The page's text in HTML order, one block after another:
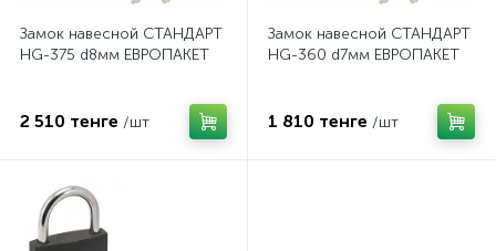
Замок навесной СТАНДАРТ
HG-375 d8мм ЕВРОПАКЕТ
2 510 тенге /шт
Замок навесной СТАНДАРТ
HG-360 d7мм ЕВРОПАКЕТ
1 810 тенге /шт